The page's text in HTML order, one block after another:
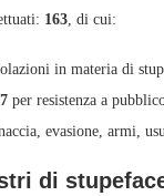
163, di cui:
in materia di
7 per resistenza a
evasione, armi,
di